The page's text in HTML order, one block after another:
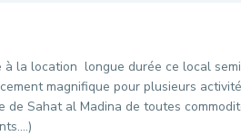
à la location longue durée ce local
magnifique pour plusieurs
de Sahat al Madina de toutes